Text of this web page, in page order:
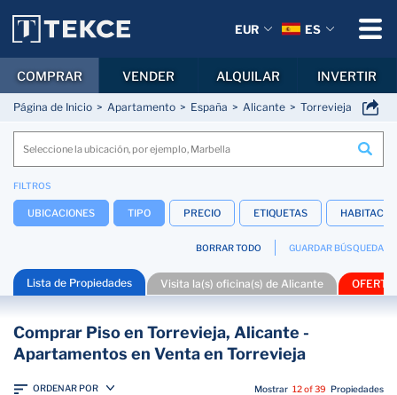
Página de Inicio Apartamento España Alicante Torrevieja
FILTROS
UBICACIONES TIPO PRECIO ETIQUETAS
BORRAR TODO GUARDAR BÚSQUEDA
Lista de Propiedades Visita la(s) oficina(s) de Alicante
Comprar Piso en Torrevieja, Alicante -
Apartamentos en Venta en Torrevieja
ORDENAR POR Mostrar 12 of 39 Propiedades
EUR ES
COMPRAR VENDER ALQUILAR INVERTIR